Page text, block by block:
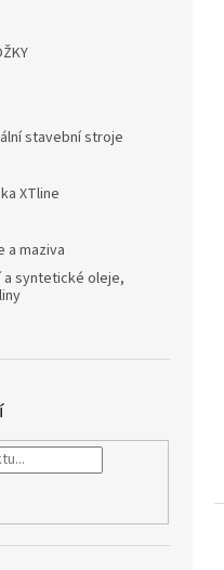
stavební stroje
XTline
a maziva
a syntetické oleje,